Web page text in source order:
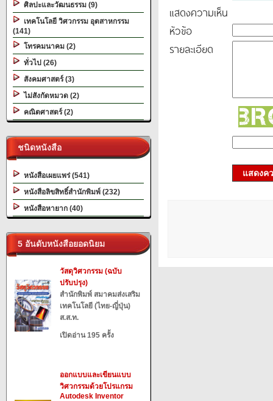
ศิลปะและวัฒนธรรม (9)
เทคโนโลยี วิศวกรรม อุตสาหกรรม
(141)
โทรคมนาคม (2)
ทั่วไป (26)
สังคมศาสตร์ (3)
ไม่สังกัดหมวด (2)
คณิตศาสตร์ (2)
ชนิดหนังสือ
หนังสือเผยแพร่ (541)
หนังสือลิขสิทธิ์สำนักพิมพ์ (232)
หนังสือหายาก (40)
5 อันดับหนังสือยอดนิยม
วัสดุวิศวกรรม (ฉบับ
ปรับปรุง)
สำนักพิมพ์ สมาคมส่งเสริม
เทคโนโลยี (ไทย-ญี่ปุ่น)
ส.ส.ท.
เปิดอ่าน 195 ครั้ง
ออกแบบและเขียนแบบ
วิศวกรรมด้วยโปรแกรม
Autodesk Inventor
แสดงความเห็น
หัวข้อ
รายละเอียด
แสดงค